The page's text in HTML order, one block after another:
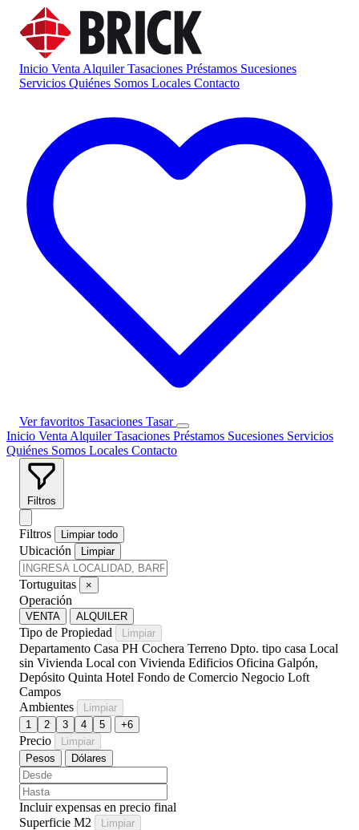
Inicio Venta AlquilerTasaciones Préstamos Sucesiones
Servicios Quiénes Somos Locales Contacto
Ver favoritos Tasaciones Tasar
Inicio Venta AlquilerTasaciones Préstamos Sucesiones Servicios
Quiénes Somos Locales Contacto
Filtros
Filtros Limpiar todo
Ubicación Limpiar
Tortuguitas ×
Operación
VENTA ALQUILER
Tipo de Propiedad Limpiar
Departamento Casa PH Cochera Terreno Dpto. tipo casa Local
sin Vivienda Local con Vivienda Edificios Oficina Galpón,
Depósito Quinta Hotel Fondo de Comercio Negocio Loft
Campos
Ambientes
Limpiar
1
2 3 4 5 +6
Precio
Limpiar
Pesos
Dólares
Incluir expensas en precio final
Superficie M2
Limpiar